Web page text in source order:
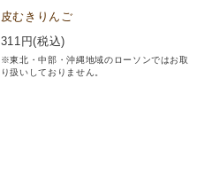
皮むきりんご
311 円(税込)
※東北・中部・沖縄地域のローソンではお取
り扱いしておりません。